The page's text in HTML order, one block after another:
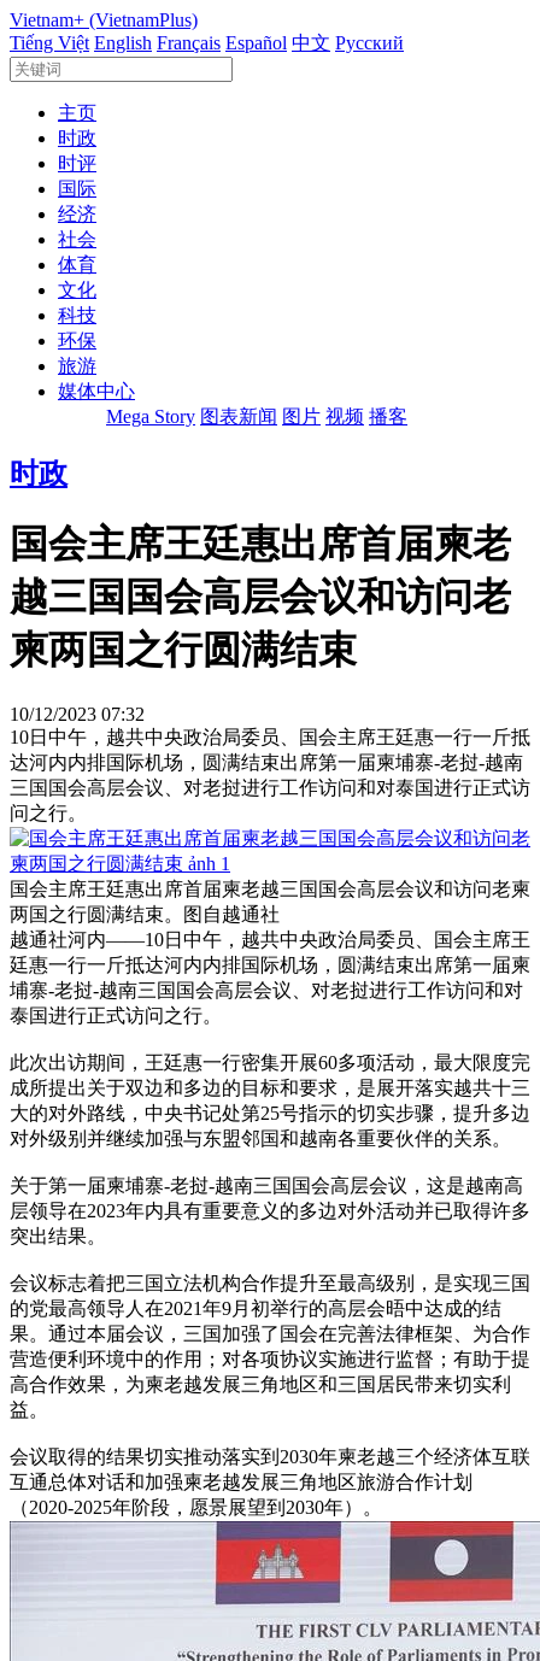
Vietnam+ (VietnamPlus)
Tiếng Việt English Français Español 中文 Русский
主页
时政
时评
国际
经济
社会
体育
文化
科技
环保
旅游
媒体中心
Mega Story 图表新闻 图片 视频 播客
时政
国会主席王廷惠出席首届柬老
越三国国会高层会议和访问老
柬两国之行圆满结束
10/12/2023 07:32
10日中午，越共中央政治局委员、国会主席王廷惠一行一斤抵
达河内内排国际机场，圆满结束出席第一届柬埔寨-老挝-越南
三国国会高层会议、对老挝进行工作访问和对泰国进行正式访
问之行。
国会主席王廷惠出席首届柬老越三国国会高层会议和访问老柬
两国之行圆满结束。图自越通社
越通社河内——10日中午，越共中央政治局委员、国会主席王
廷惠一行一斤抵达河内内排国际机场，圆满结束出席第一届柬
埔寨-老挝-越南三国国会高层会议、对老挝进行工作访问和对
泰国进行正式访问之行。
此次出访期间，王廷惠一行密集开展60多项活动，最大限度完
成所提出关于双边和多边的目标和要求，是展开落实越共十三
大的对外路线，中央书记处第25号指示的切实步骤，提升多边
对外级别并继续加强与东盟邻国和越南各重要伙伴的关系。
关于第一届柬埔寨-老挝-越南三国国会高层会议，这是越南高
层领导在2023年内具有重要意义的多边对外活动并已取得许多
突出结果。
会议标志着把三国立法机构合作提升至最高级别，是实现三国
的党最高领导人在2021年9月初举行的高层会晤中达成的结
果。通过本届会议，三国加强了国会在完善法律框架、为合作
营造便利环境中的作用；对各项协议实施进行监督；有助于提
高合作效果，为柬老越发展三角地区和三国居民带来切实利
益。
会议取得的结果切实推动落实到2030年柬老越三个经济体互联
互通总体对话和加强柬老越发展三角地区旅游合作计划
（2020-2025年阶段，愿景展望到2030年）。